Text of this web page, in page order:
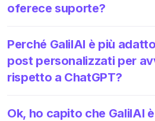
oferece suporte?
Perché GalilAI è più
post personalizzati per
rispetto a ChatGPT?
Ok, ho capito che GalilAI è